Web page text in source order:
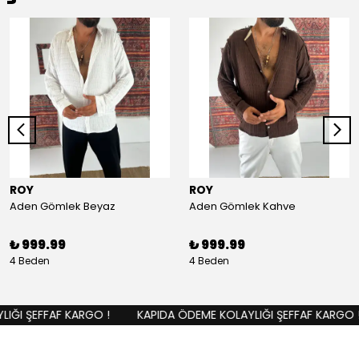
ROY
Aden Gömlek Beyaz
₺ 999.99
4 Beden
ROY
Aden Gömlek Kahve
₺ 999.99
4 Beden
ŞEFFAF KARGO ! KAPIDA ÖDEME KOLAYLIĞI ŞEFFAF KARGO !